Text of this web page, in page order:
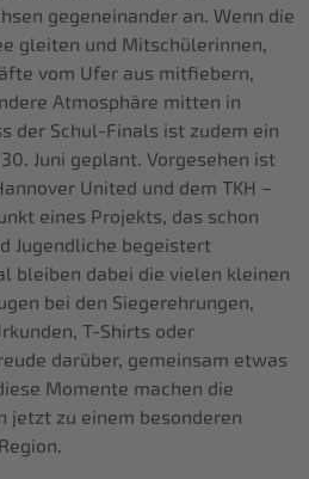
gegeneinander an. Wenn die
gleiten und Mitschülerinnen,
vom Ufer aus mitfiebern,
Atmosphäre mitten in
der Schul-Finals ist zudem ein
Juni geplant. Vorgesehen ist
United und dem TKH –
eines Projekts, das schon
Jugendliche begeistert
bleiben dabei die vielen kleinen
bei den Siegerehrungen,
T-Shirts oder
darüber, gemeinsam etwas
Momente machen die
jetzt zu einem besonderen